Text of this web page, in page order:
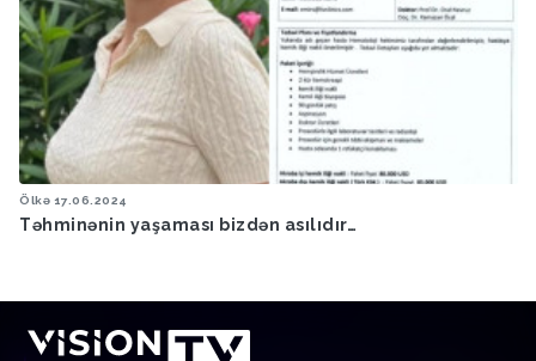
Ölkə 17.06.2024
Təhminənin yaşaması bizdən asılıdır…